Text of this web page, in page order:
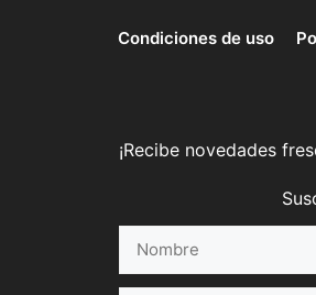
Condiciones de uso
¡Recibe novedades